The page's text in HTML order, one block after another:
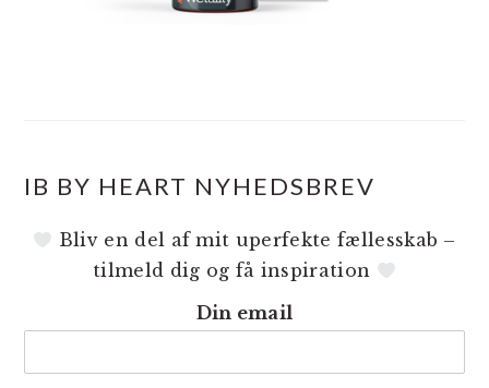
IB BY HEART NYHEDSBREV
Bliv en del af mit uperfekte fællesskab –
tilmeld dig og få inspiration
Din email